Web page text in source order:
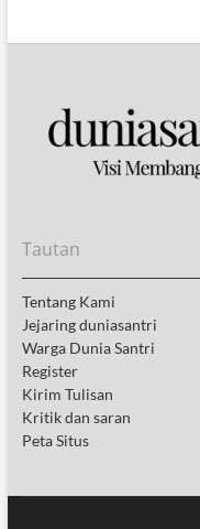
Tautan
Tentang Kami
Jejaring duniasantri
Warga Dunia Santri
Register
Kirim Tulisan
Kritik dan saran
Peta Situs